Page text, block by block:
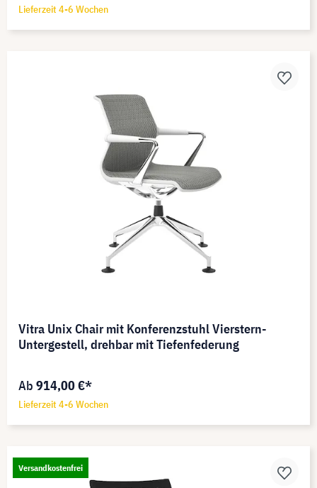
Lieferzeit 4-6 Wochen
Vitra Unix Chair mit Konferenzstuhl Vierstern-
Untergestell, drehbar mit Tiefenfederung
Ab 914,00 €*
Lieferzeit 4-6 Wochen
Versandkostenfrei